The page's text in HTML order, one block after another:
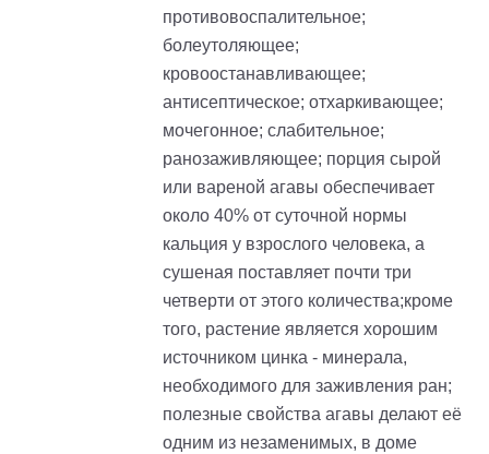
противовоспалительное;
болеутоляющее;
кровоостанавливающее;
антисептическое; отхаркивающее;
мочегонное; слабительное;
ранозаживляющее; порция сырой
или вареной агавы обеспечивает
около 40% от суточной нормы
кальция у взрослого человека, а
сушеная поставляет почти три
четверти от этого количества;кроме
того, растение является хорошим
источником цинка - минерала,
необходимого для заживления ран;
полезные свойства агавы делают её
одним из незаменимых, в доме